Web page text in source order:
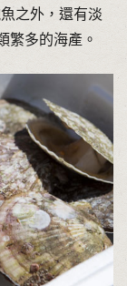
之外，還有淡
繁多的海產。